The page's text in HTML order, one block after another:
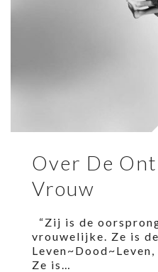
Over De
Vrouw
“Zij is de
vrouwelijke. Ze is
Ze is…